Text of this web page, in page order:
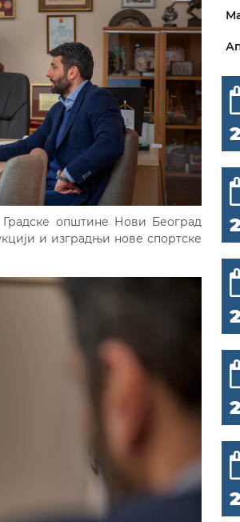
општине Нови Београд
и изградњи нове спортске